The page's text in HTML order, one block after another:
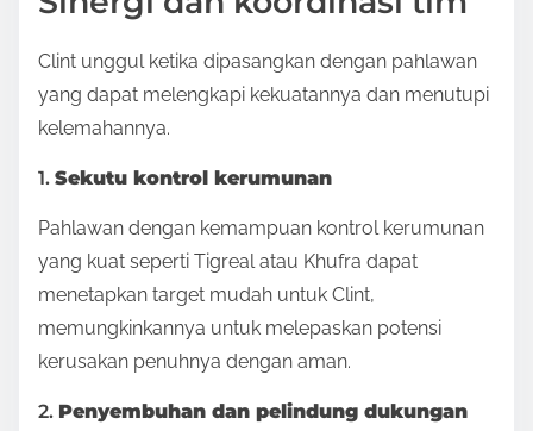
Clint unggul ketika dipasangkan dengan pahlawan
yang dapat melengkapi kekuatannya dan menutupi
kelemahannya.
1. Sekutu kontrol kerumunan
Pahlawan dengan kemampuan kontrol kerumunan
yang kuat seperti Tigreal atau Khufra dapat
menetapkan target mudah untuk Clint,
memungkinkannya untuk melepaskan potensi
kerusakan penuhnya dengan aman.
2. Penyembuhan dan pelindung dukungan